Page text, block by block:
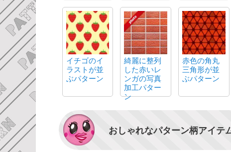
イチゴのイ
ラストが並
ぶパターン
綺麗に整列
した赤いレ
ンガの写真
加工パター
ン
赤色の角丸
三角形が並
ぶパターン
おしゃれなパターン柄アイテ